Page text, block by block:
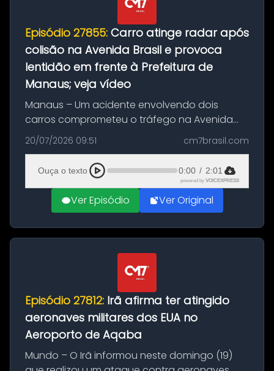
Episódio 27855: Carro atinge radar após
colisão na Avenida Brasil e provoca
lentidão em frente à Prefeitura de
Manaus; veja vídeo
Manaus – Um acidente envolvendo dois
carros comprometeu o tráfego na Avenida
Brasil durante a manhã desta segunda-feira
(20), em frente ao complexo da Prefeitura de
Manaus, na Zona Oeste. A batida ter...
20/07/2026 09:51 cm7brasil.com
Ouça o texto 0:00 / 2:01
powered by VOICEXPRESS
Ver Episódio Ver Original
Episódio 27812: Irã afirma ter atingido
aeronaves militares dos EUA no
Aeroporto de Aqaba
Mundo – O Irã informou neste domingo (19)